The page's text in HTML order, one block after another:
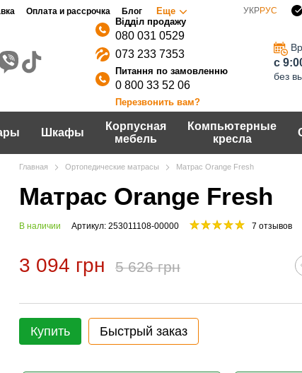
Оплата и рассрочка Блог Еще УКРРУС
080 031 0529
073 233 7353
0 800 33 52 06
Перезвонить вам?
c
без
Шкафы
Корпусная
мебель
Компьютерные
кресла
Главная Ортопедические матрасы Матрас Orange Fresh
Матрас Orange Fresh
В наличии Артикул: 253011108-00000 7 отзывов
3 094 грн 5 626 грн
Купить Быстрый заказ